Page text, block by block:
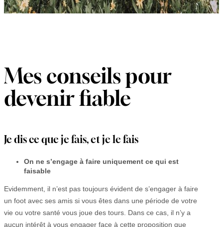
Mes conseils pour
devenir fiable
Je dis ce que je fais, et je le fais
On ne s’engage à faire uniquement ce qui est
faisable
Evidemment, il n’est pas toujours évident de s’engager à faire
un foot avec ses amis si vous êtes dans une période de votre
vie ou votre santé vous joue des tours. Dans ce cas, il n’y a
aucun intérêt à vous engager face à cette proposition que